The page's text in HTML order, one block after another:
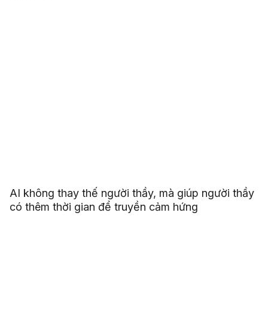
AI không thay thế người thầy, mà giúp người thầy
có thêm thời gian để truyền cảm hứng